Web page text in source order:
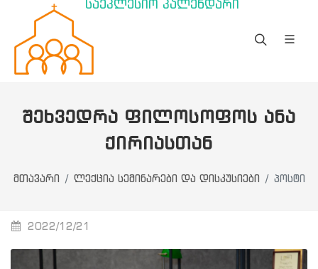
საეკლესიო კალენდარი
ᲨᲔᲮᲕᲔᲓᲠᲐ ᲤᲘᲚᲝᲡᲝᲤᲝᲡ ᲐᲜᲐ
ᲥᲘᲠᲘᲐᲡᲗᲐᲜ
მთავარი ლექცია სემინარები და დისკუსიები პოსტი
2022/12/21